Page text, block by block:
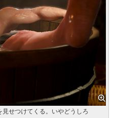
せつけてくる。いやどうしろ